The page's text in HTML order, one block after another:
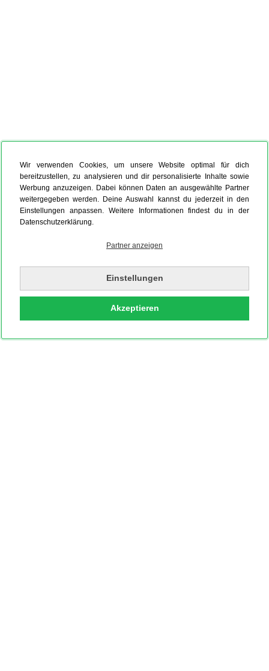
Wir verwenden Cookies, um unsere Website optimal für dich
bereitzustellen, zu analysieren und dir personalisierte Inhalte sowie
Werbung anzuzeigen. Dabei können Daten an ausgewählte Partner
weitergegeben werden. Deine Auswahl kannst du jederzeit in den
Einstellungen anpassen. Weitere Informationen findest du in der
Datenschutzerklärung.
Partner anzeigen
Einstellungen
Akzeptieren